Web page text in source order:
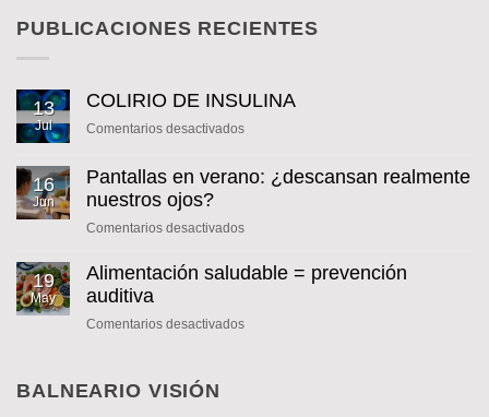
PUBLICACIONES RECIENTES
13
Jul
COLIRIO DE INSULINA
Comentarios desactivadosen
DE
INSULINA
16
Jun
Pantallas en verano: ¿descansan realmente
nuestros ojos?
Comentarios desactivadosen
en
realmente
19
May
Alimentación saludable = prevención
auditiva
Comentarios desactivadosen
BALNEARIO VISIÓN